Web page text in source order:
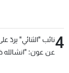
4نائب "الثنائي"
عن عون: "انشالله